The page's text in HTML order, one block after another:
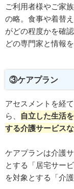
ご利用者様やご家
の略。食事や着替
がどの程度かを確
どの専門家と情報
③ケアプラン
アセスメントを経
ら、 自立した生活
する介護サービス
ケアプランは介護
とする「居宅サー
を対象とする「介